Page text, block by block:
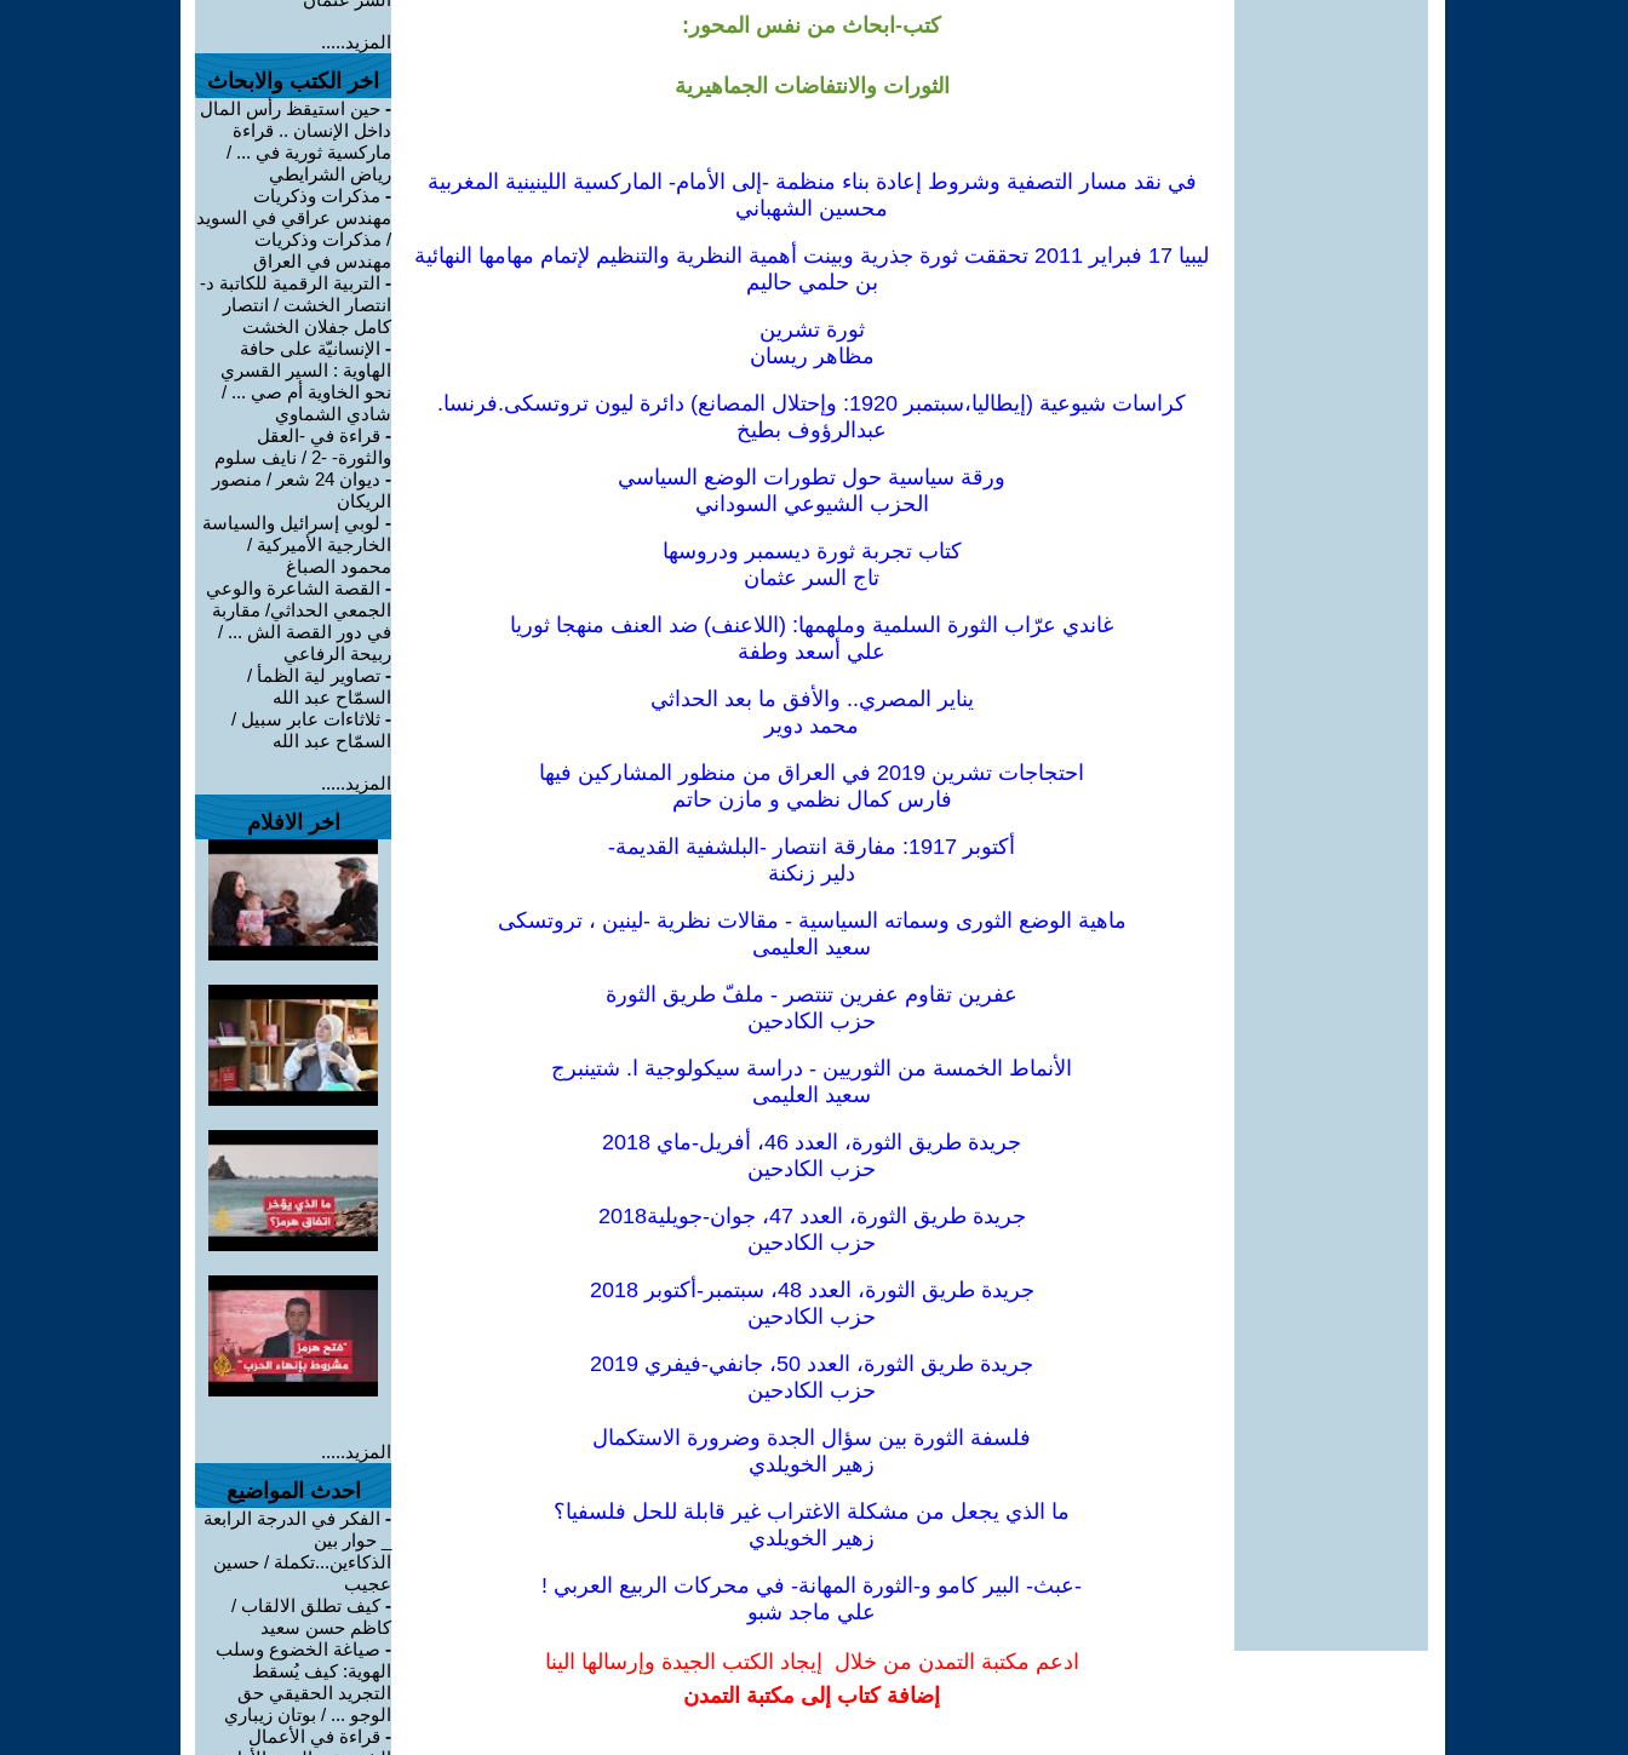
كتب-ابحاث من نفس المحور:
الثورات والانتفاضات الجماهيرية
في نقد مسار التصفية وشروط إعادة بناء منظمة -إلى الأمام- الماركسية اللينينية المغربية
محسين الشهباني
ليبيا 17 فبراير 2011 تحققت ثورة جذرية وبينت أهمية النظرية والتنظيم لإتمام مهامها النهائية
بن حلمي حاليم
ثورة تشرين
مظاهر ريسان
كراسات شيوعية (إيطاليا،سبتمبر 1920: وإحتلال المصانع) دائرة ليون تروتسكى.فرنسا.
عبدالرؤوف بطيخ
ورقة سياسية حول تطورات الوضع السياسي
الحزب الشيوعي السوداني
كتاب تجربة ثورة ديسمبر ودروسها
تاج السر عثمان
غاندي عرّاب الثورة السلمية وملهمها: (اللاعنف) ضد العنف منهجا ثوريا
علي أسعد وطفة
يناير المصري.. والأفق ما بعد الحداثي
محمد دوير
احتجاجات تشرين 2019 في العراق من منظور المشاركين فيها
فارس كمال نظمي و مازن حاتم
أكتوبر 1917: مفارقة انتصار -البلشفية القديمة-
دلير زنكنة
ماهية الوضع الثورى وسماته السياسية - مقالات نظرية -لينين ، تروتسكى
سعيد العليمى
عفرين تقاوم عفرين تنتصر - ملفّ طريق الثورة
حزب الكادحين
الأنماط الخمسة من الثوريين - دراسة سيكولوجية ا. شتينبرج
سعيد العليمى
جريدة طريق الثورة، العدد 46، أفريل-ماي 2018
حزب الكادحين
جريدة طريق الثورة، العدد 47، جوان-جويلية2018
حزب الكادحين
جريدة طريق الثورة، العدد 48، سبتمبر-أكتوبر 2018
حزب الكادحين
جريدة طريق الثورة، العدد 50، جانفي-فيفري 2019
حزب الكادحين
فلسفة الثورة بين سؤال الجدة وضرورة الاستكمال
زهير الخويلدي
ما الذي يجعل من مشكلة الاغتراب غير قابلة للحل فلسفيا؟
زهير الخويلدي
-عبث- البير كامو و-الثورة المھانة- في محركات الربيع العربي !
علي ماجد شبو
ادعم مكتبة التمدن من خلال إيجاد الكتب الجيدة وإرسالها الينا
إضافة كتاب إلى مكتبة التمدن
المزيد.....
اخر الكتب والابحاث
- حين استيقظ رأس المال
داخل الإنسان .. قراءة
ماركسية ثورية في ... /
رياض الشرايطي
- مذكرات وذكريات
مهندس عراقي في السويد
/ مذكرات وذكريات
مهندس في العراق
- التربية الرقمية للكاتبة د-
انتصار الخشت / انتصار
كامل جفلان الخشت
- الإنسانيّة على حافة
الهاوية : السير القسري
نحو الخاوية أم صي ... /
شادي الشماوي
- قراءة في -العقل
والثورة- -2 / نايف سلوم
-
ديوان 24 شعر / منصور
الريكان
- لوبي إسرائيل والسياسة
الخارجية الأميركية /
محمود الصباغ
- القصة الشاعرة والوعي
الجمعي الحداثي/ مقاربة
في دور القصة الش ... /
ربيحة الرفاعي
- تصاوير لية الظمأ /
السمّاح عبد الله
- ثلاثاءات عابر سبيل /
السمّاح عبد الله
المزيد.....
اخر الافلام
المزيد.....
احدث المواضيع
- الفكر في الدرجة الرابعة
_ حوار بين
الذكاءين...تكملة / حسين
عجيب
-كيف تطلق الالقاب /
كاظم حسن سعيد
- صياغة الخضوع وسلب
الهوية: كيف يُسقط
التجريد الحقيقي حق
الوجو ... / بوتان زيباري
- قراءة في الأعمال